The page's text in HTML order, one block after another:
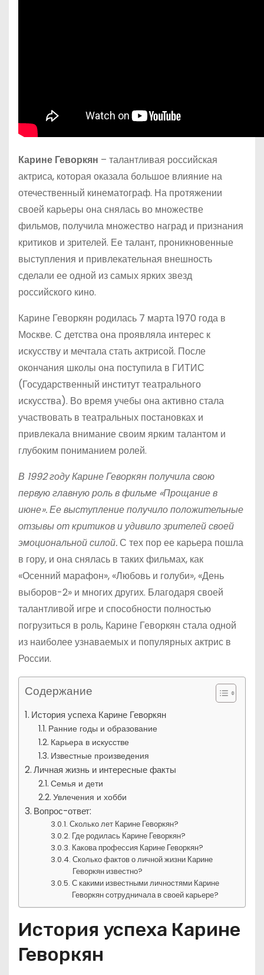
Карине Геворкян – талантливая российская
актриса, которая оказала большое влияние на
отечественный кинематограф. На протяжении
своей карьеры она снялась во множестве
фильмов, получила множество наград и признания
критиков и зрителей. Ее талант, проникновенные
выступления и привлекательная внешность
сделали ее одной из самых ярких звезд
российского кино.
Карине Геворкян родилась 7 марта 1970 года в
Москве. С детства она проявляла интерес к
искусству и мечтала стать актрисой. После
окончания школы она поступила в ГИТИС
(Государственный институт театрального
искусства). Во время учебы она активно стала
участвовать в театральных постановках и
привлекала внимание своим ярким талантом и
глубоким пониманием ролей.
В 1992 году Карине Геворкян получила свою
первую главную роль в фильме «Прощание в
июне». Ее выступление получило положительные
отзывы от критиков и удивило зрителей своей
эмоциональной силой.С тех пор ее карьера пошла
в гору, и она снялась в таких фильмах, как
«Осенний марафон», «Любовь и голуби», «День
выборов-2» и многих других. Благодаря своей
талантливой игре и способности полностью
погрузиться в роль, Карине Геворкян стала одной
из наиболее узнаваемых и популярных актрис в
России.
Содержание
История успеха Карине Геворкян
Ранние годы и образование
Карьера в искусстве
Известные произведения
Личная жизнь и интересные факты
Семья и дети
Увлечения и хобби
Вопрос-ответ:
Сколько лет Карине Геворкян?
Где родилась Карине Геворкян?
Какова профессия Карине Геворкян?
Сколько фактов о личной жизни Карине
Геворкян известно?
С какими известными личностями Карине
Геворкян сотрудничала в своей карьере?
История успеха Карине
Геворкян